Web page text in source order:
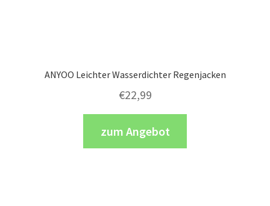
ANYOO Leichter Wasserdichter Regenjacken
€22,99
zum Angebot